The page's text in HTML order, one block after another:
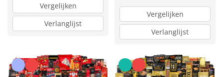
Vergelijken
Verlanglijst
Vergelijken
Verlanglijst